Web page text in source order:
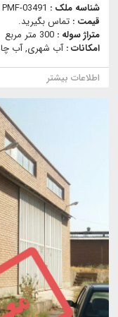
شناسه ملک : PMF-03491
قیمت : تماس بگیرید.
متراژ سوله : 300 متر مربع
امکانات :آب شهری, آب
اطلاعات بیشتر